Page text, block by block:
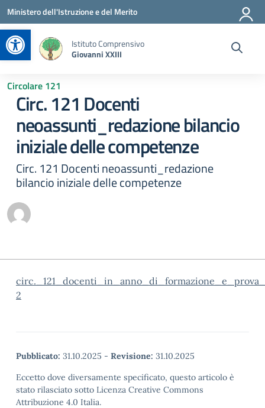
Apri la barra degli strumenti
Vai ai contenuti
Vai al menu di navigazione
Vai al footer
Ministero dell'Istruzione e del Merito
Istituto Comprensivo
Giovanni XXIII
Circolare 121
Circ. 121 Docenti
neoassunti_redazione bilancio
iniziale delle competenze
Circ. 121 Docenti neoassunti_redazione
bilancio iniziale delle competenze
2
Pubblicato: 31.10.2025 - Revisione: 31.10.2025
Eccetto dove diversamente specificato, questo articolo è
stato rilasciato sotto Licenza Creative Commons
Attribuzione 4.0 Italia.